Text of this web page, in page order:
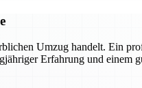
Umzug handelt. Ein
Erfahrung und einem